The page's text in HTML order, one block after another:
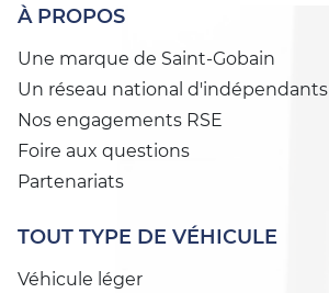
À PROPOS
Une marque de Saint-Gobain
Un réseau national d'indépendants
Nos engagements RSE
Foire aux questions
Partenariats
TOUT TYPE DE VÉHICULE
Véhicule léger